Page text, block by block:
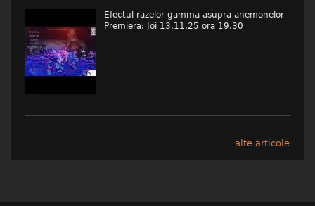
Efectul razelor gamma asupra anemonelor -
Premiera: Joi 13.11.25 ora 19.30
alte articole